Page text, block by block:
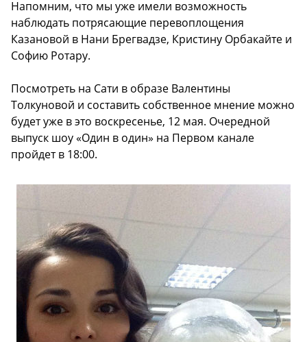
Напомним, что мы уже имели возможность
наблюдать потрясающие перевоплощения
Казановой в Нани Брегвадзе, Кристину Орбакайте и
Софию Ротару.
Посмотреть на Сати в образе Валентины
Толкуновой и составить собственное мнение можно
будет уже в это воскресенье, 12 мая. Очередной
выпуск шоу «Один в один» на Первом канале
пройдет в 18:00.